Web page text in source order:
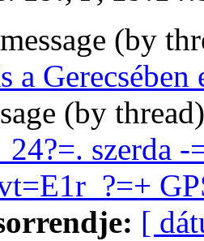
(by
a Gerecsében
(by
szerda -
[